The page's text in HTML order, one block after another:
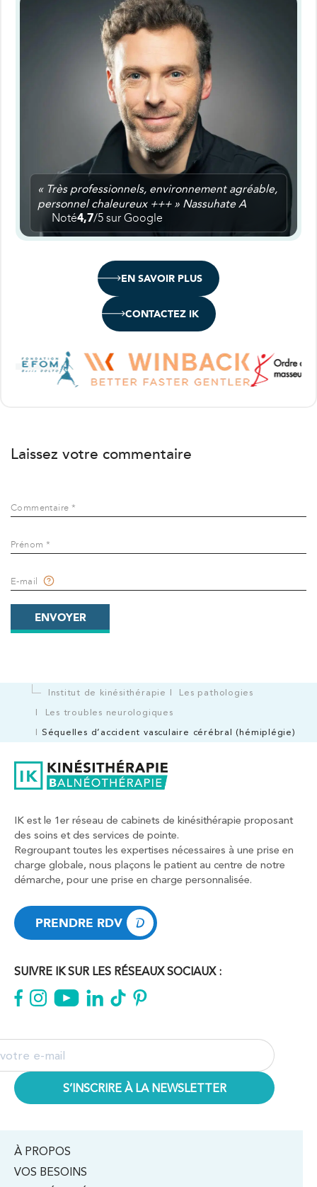
EN SAVOIR PLUS
CONTACTEZ IK
« Très professionnels, environnement agréable,
personnel chaleureux +++ » Nassuhate A
Noté4,7/5 sur Google
Laissez votre commentaire
Commentaire *
Prénom *
E-mail
ENVOYER
Institut de kinésithérapie
Les pathologies
Les troubles neurologiques
Séquelles d’accident vasculaire cérébral (hémiplégie)
IK est le 1er réseau de cabinets de kinésithérapie proposant
des soins et des services de pointe.
Regroupant toutes les expertises nécessaires à une prise en
charge globale, nous plaçons le patient au centre de notre
démarche, pour une prise en charge personnalisée.
PRENDRE RDV
SUIVRE IK SUR LES RÉSEAUX SOCIAUX :
À PROPOS
VOS BESOINS